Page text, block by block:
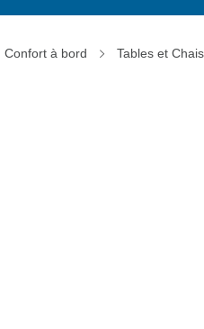
Confort à bord Tables et